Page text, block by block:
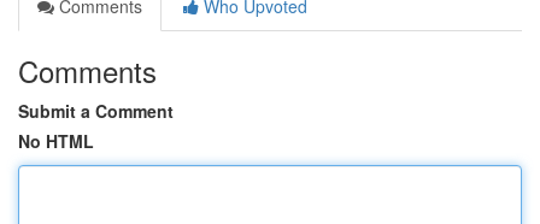
Comments
Who Upvoted
Comments
Submit a Comment
No HTML